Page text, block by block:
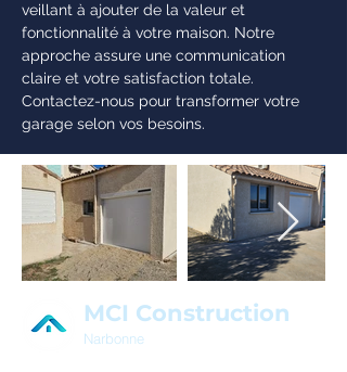
veillant à ajouter de la valeur et
fonctionnalité à votre maison. Notre
approche assure une communication
claire et votre satisfaction totale.
Contactez-nous pour transformer votre
garage selon vos besoins.
MCI Construction
Narbonne